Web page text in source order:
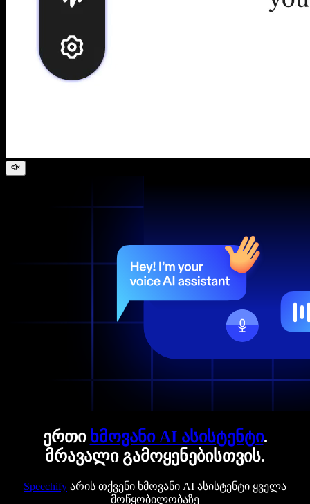
ერთი ხმოვანი AI ასისტენტი.
მრავალი გამოყენებისთვის.
Speechify არის თქვენი ხმოვანი AI ასისტენტი ყველა
მოწყობილობაზე